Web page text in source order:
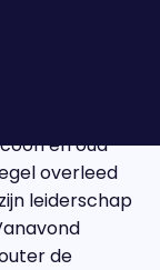
en oud-
overleed
leiderschap
de